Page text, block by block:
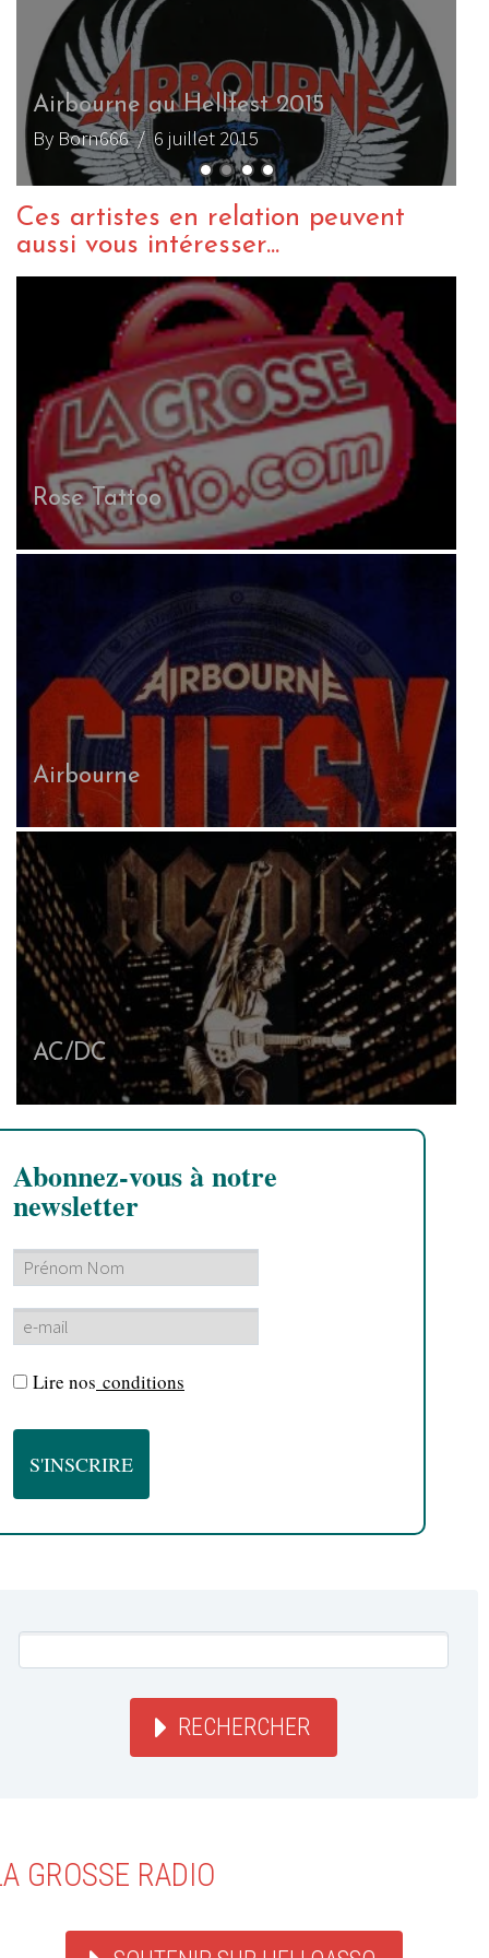
Ryan O’Keeffe, batteur de Airbourne,
au Sonisphere France 2013
By Born666/ 14 juin 2013
Ces artistes en relation peuvent
aussi vous intéresser...
Rose Tattoo
Airbourne
AC/DC
Abonnez-vous à notre
newsletter
Lire nos conditions
RECHERCHER
GROSSE RADIO